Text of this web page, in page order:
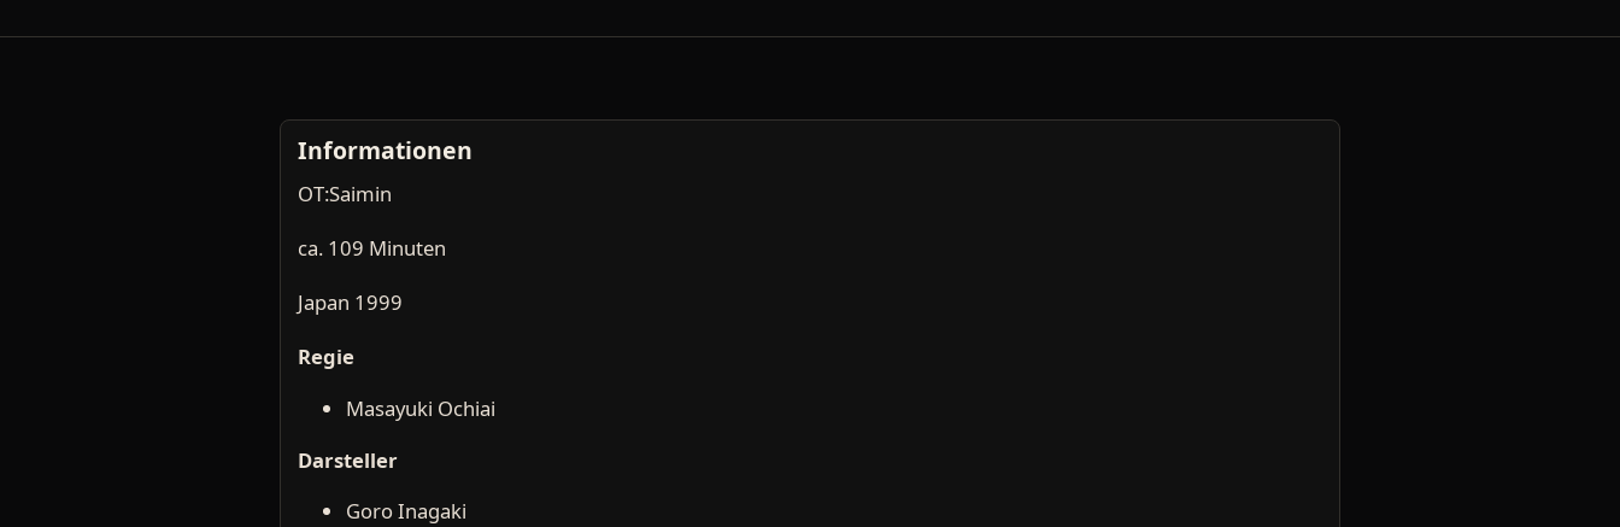
Informationen
OT:Saimin
ca. 109 Minuten
Japan 1999
Regie
Masayuki Ochiai
Darsteller
Goro Inagaki